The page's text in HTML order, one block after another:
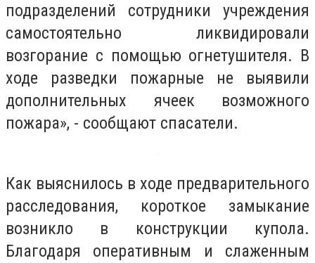
подразделений сотрудники учреждения
самостоятельно ликвидировали
возгорание с помощью огнетушителя. В
ходе разведки пожарные не выявили
дополнительных ячеек возможного
пожара», - сообщают спасатели.
Как выяснилось в ходе предварительного
расследования, короткое замыкание
возникло в конструкции купола.
Благодаря оперативным и слаженным